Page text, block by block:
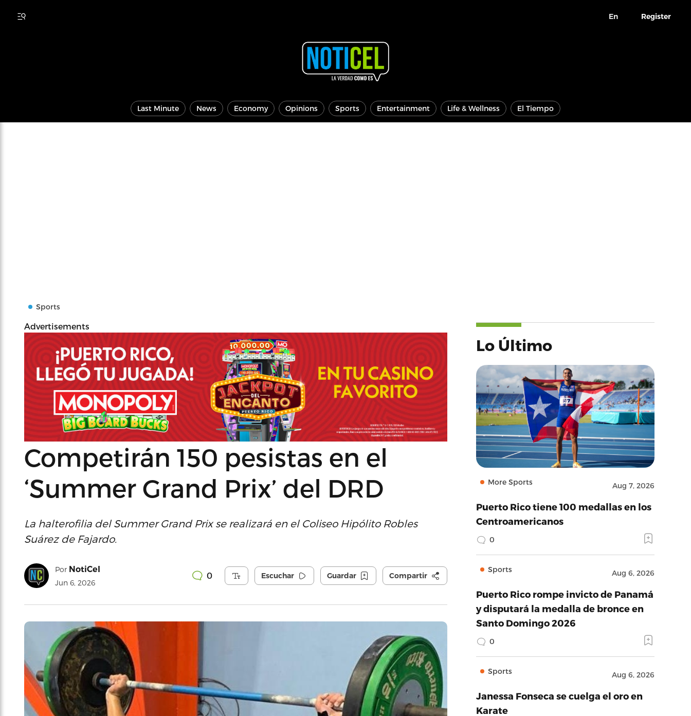
En Register
Last Minute News Economy Opinions Sports Entertainment Life & Wellness El Tiempo
Sports
Advertisements
Competirán 150 pesistas en el
‘Summer Grand Prix’ del DRD
La halterofilia del Summer Grand Prix se realizará en el Coliseo Hipólito Robles
Suárez de Fajardo.
Por NotiCel
Jun 6, 2026
0 Escuchar Guardar Compartir
Lo Último
More Sports Aug 7, 2026
Puerto Rico tiene 100 medallas en los
Centroamericanos
0
Sports Aug 6, 2026
Puerto Rico rompe invicto de Panamá
y disputará la medalla de bronce en
Santo Domingo 2026
0
Sports Aug 6, 2026
Janessa Fonseca se cuelga el oro en
Karate